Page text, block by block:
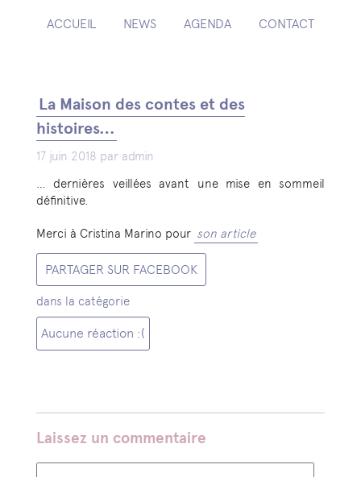
ACCUEIL NEWS AGENDA CONTACT
La Maison des contes et des
histoires…
17 juin 2018 par admin
… dernières veillées avant une mise en sommeil
définitive.
Merci à Cristina Marino pour son article
PARTAGER SUR FACEBOOK
dans la catégorie
Aucune réaction :(
Laissez un commentaire